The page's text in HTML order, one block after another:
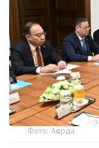
Фото: Ақорда